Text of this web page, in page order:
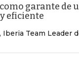
garante de
eficiente
Iberia Team Leader